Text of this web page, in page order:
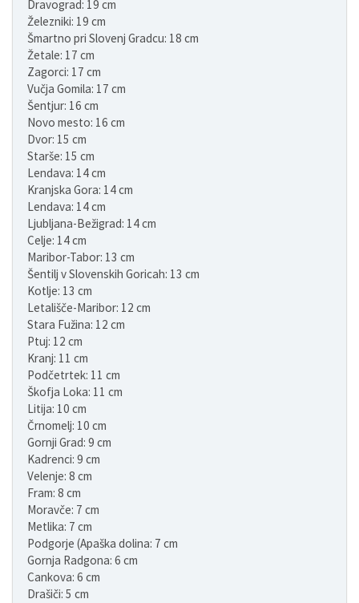
Dravograd: 19 cm
Železniki: 19 cm
Šmartno pri Slovenj Gradcu: 18 cm
Žetale: 17 cm
Zagorci: 17 cm
Vučja Gomila: 17 cm
Šentjur: 16 cm
Novo mesto: 16 cm
Dvor: 15 cm
Starše: 15 cm
Lendava: 14 cm
Kranjska Gora: 14 cm
Lendava: 14 cm
Ljubljana-Bežigrad: 14 cm
Celje: 14 cm
Maribor-Tabor: 13 cm
Šentilj v Slovenskih Goricah: 13 cm
Kotlje: 13 cm
Letališče-Maribor: 12 cm
Stara Fužina: 12 cm
Ptuj: 12 cm
Kranj: 11 cm
Podčetrtek: 11 cm
Škofja Loka: 11 cm
Litija: 10 cm
Črnomelj: 10 cm
Gornji Grad: 9 cm
Kadrenci: 9 cm
Velenje: 8 cm
Fram: 8 cm
Moravče: 7 cm
Metlika: 7 cm
Podgorje (Apaška dolina: 7 cm
Gornja Radgona: 6 cm
Cankova: 6 cm
Drašiči: 5 cm